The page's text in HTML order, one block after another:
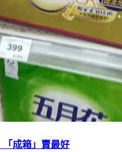
成箱」賣最好